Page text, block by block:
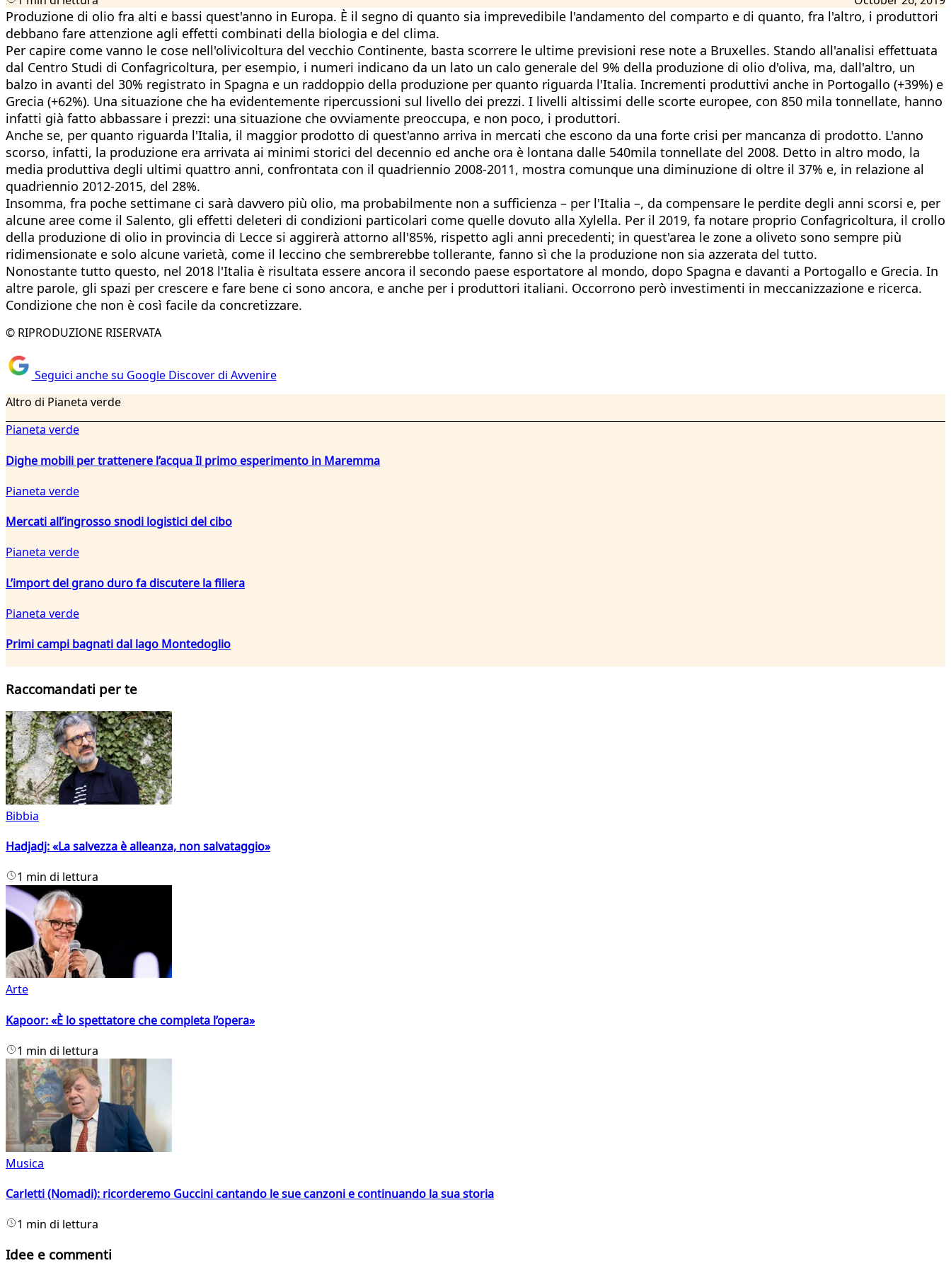
Produzione di olio fra alti e bassi quest'anno in Europa. È il segno di quanto sia imprevedibile l'andamento del comparto e di quanto, fra l'altro, i produttori
debbano fare attenzione agli effetti combinati della biologia e del clima.
Per capire come vanno le cose nell'olivicoltura del vecchio Continente, basta scorrere le ultime previsioni rese note a Bruxelles. Stando all'analisi effettuata
dal Centro Studi di Confagricoltura, per esempio, i numeri indicano da un lato un calo generale del 9% della produzione di olio d'oliva, ma, dall'altro, un
balzo in avanti del 30% registrato in Spagna e un raddoppio della produzione per quanto riguarda l'Italia. Incrementi produttivi anche in Portogallo (+39%) e
Grecia (+62%). Una situazione che ha evidentemente ripercussioni sul livello dei prezzi. I livelli altissimi delle scorte europee, con 850 mila tonnellate, hanno
infatti già fatto abbassare i prezzi: una situazione che ovviamente preoccupa, e non poco, i produttori.
Anche se, per quanto riguarda l'Italia, il maggior prodotto di quest'anno arriva in mercati che escono da una forte crisi per mancanza di prodotto. L'anno
scorso, infatti, la produzione era arrivata ai minimi storici del decennio ed anche ora è lontana dalle 540mila tonnellate del 2008. Detto in altro modo, la
media produttiva degli ultimi quattro anni, confrontata con il quadriennio 2008-2011, mostra comunque una diminuzione di oltre il 37% e, in relazione al
quadriennio 2012-2015, del 28%.
Insomma, fra poche settimane ci sarà davvero più olio, ma probabilmente non a sufficienza – per l'Italia –, da compensare le perdite degli anni scorsi e, per
alcune aree come il Salento, gli effetti deleteri di condizioni particolari come quelle dovuto alla Xylella. Per il 2019, fa notare proprio Confagricoltura, il crollo
della produzione di olio in provincia di Lecce si aggirerà attorno all'85%, rispetto agli anni precedenti; in quest'area le zone a oliveto sono sempre più
ridimensionate e solo alcune varietà, come il leccino che sembrerebbe tollerante, fanno sì che la produzione non sia azzerata del tutto.
Nonostante tutto questo, nel 2018 l'Italia è risultata essere ancora il secondo paese esportatore al mondo, dopo Spagna e davanti a Portogallo e Grecia. In
altre parole, gli spazi per crescere e fare bene ci sono ancora, e anche per i produttori italiani. Occorrono però investimenti in meccanizzazione e ricerca.
Condizione che non è così facile da concretizzare.
© RIPRODUZIONE RISERVATA
Seguici anche su Google Discover di Avvenire
Altro di Pianeta verde
Pianeta verde
Dighe mobili per trattenere l’acqua Il primo esperimento in Maremma
Pianeta verde
Mercati all’ingrosso snodi logistici del cibo
Pianeta verde
L’import del grano duro fa discutere la filiera
Pianeta verde
Primi campi bagnati dal lago Montedoglio
Raccomandati per te
Bibbia
Hadjadj: «La salvezza è alleanza, non salvataggio»
1 min di lettura
Arte
Kapoor: «È lo spettatore che completa l’opera»
1 min di lettura
Musica
Carletti (Nomadi): ricorderemo Guccini cantando le sue canzoni e continuando la sua storia
1 min di lettura
Idee e commenti